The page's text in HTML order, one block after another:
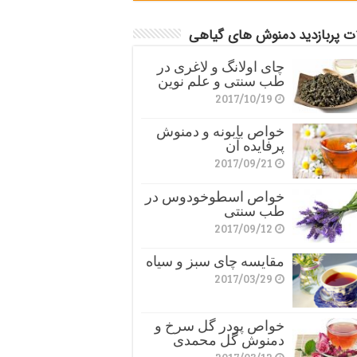
پربازدید دمنوش های گیاهی
چای اولانگ و لاغری در
طب سنتی و علم نوین
2017/10/19
خواص بابونه و دمنوش
پرفایده آن
2017/09/21
خواص اسطوخودوس در
طب سنتی
2017/09/12
مقایسه چای سبز و سیاه
2017/03/29
خواص پودر گل سرخ و
دمنوش گل محمدی